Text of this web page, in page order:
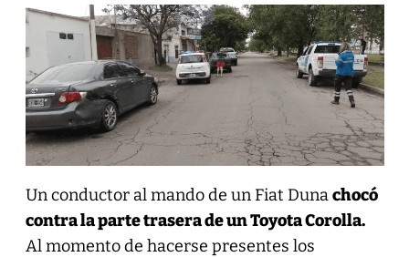
Un conductor al mando de un Fiat Dunachocó
contra la parte trasera de un Toyota Corolla.
Al momento de hacerse presentes los